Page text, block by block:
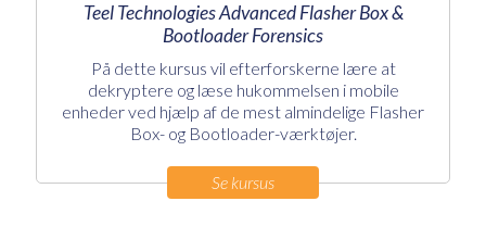
Teel Technologies Advanced Flasher Box &
Bootloader Forensics
På dette kursus vil efterforskerne lære at
dekryptere og læse hukommelsen i mobile
enheder ved hjælp af de mest almindelige Flasher
Box- og Bootloader-værktøjer.
Se kursus